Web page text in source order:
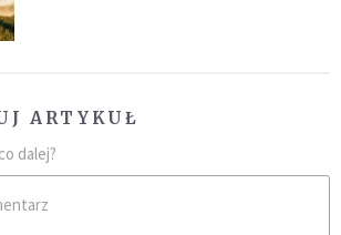
ARTYKUŁ
dalej?